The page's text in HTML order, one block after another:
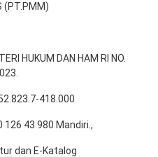
(PT.PMM)
HUKUM DAN HAM RI NO.
418.000
126 43 980 Mandiri.,
dan E-Katalog